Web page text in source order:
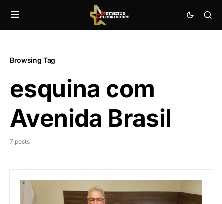
Browsing Tag
esquina com
Avenida Brasil
7 posts